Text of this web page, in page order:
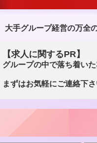
大手グループ経営の万全
【求人に関するPR】
グループの中で落ち着い
まずはお気軽にご連絡下